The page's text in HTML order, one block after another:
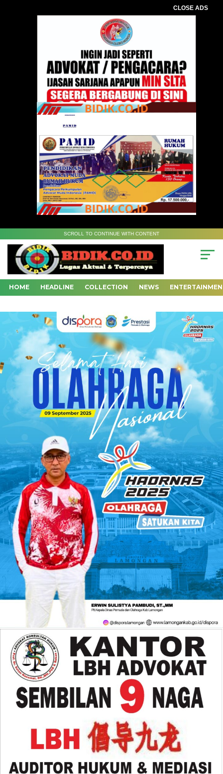
CLOSE ADS
SCROLL TO CONTINUE WITH CONTENT
HOME HEADLINE COLLECTION NEWS